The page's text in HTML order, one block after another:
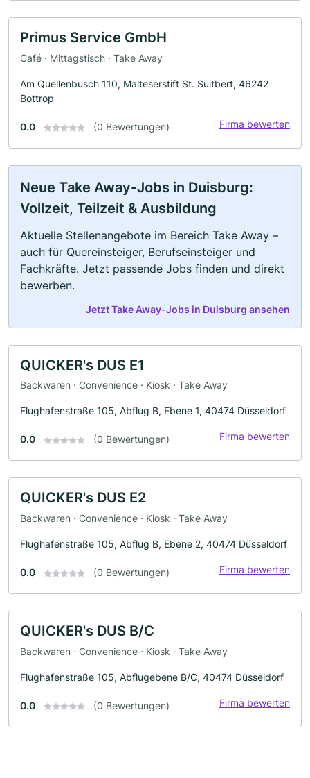
Primus Service GmbH
Café · Mittagstisch · Take Away
Am Quellenbusch 110, Malteserstift St. Suitbert, 46242
Bottrop
0.0 (0 Bewertungen) Firma bewerten
Neue Take Away-Jobs in Duisburg:
Vollzeit, Teilzeit & Ausbildung
Aktuelle Stellenangebote im Bereich Take Away –
auch für Quereinsteiger, Berufseinsteiger und
Fachkräfte. Jetzt passende Jobs finden und direkt
bewerben.
Jetzt Take Away-Jobs in Duisburg ansehen
QUICKER's DUS E1
Backwaren · Convenience · Kiosk · Take Away
Flughafenstraße 105, Abflug B, Ebene 1, 40474 Düsseldorf
0.0 (0 Bewertungen) Firma bewerten
QUICKER's DUS E2
Backwaren · Convenience · Kiosk · Take Away
Flughafenstraße 105, Abflug B, Ebene 2, 40474 Düsseldorf
0.0 (0 Bewertungen) Firma bewerten
QUICKER's DUS B/C
Backwaren · Convenience · Kiosk · Take Away
Flughafenstraße 105, Abflugebene B/C, 40474 Düsseldorf
0.0 (0 Bewertungen) Firma bewerten